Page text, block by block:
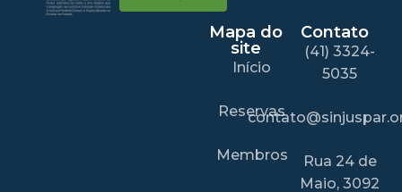
Mapa do
site
Início
Reservas
Membros
Contato
(41) 3324-
5035
Rua 24 de
Maio, 3092